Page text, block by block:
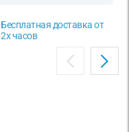
Бесплатная доставка от
2х часов